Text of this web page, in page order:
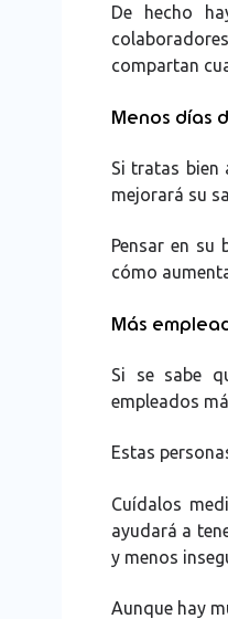
De hecho
compartan
Menos días
Si tratas bien
mejorará su
Pensar en su
cómo
Más
Si se sabe
empleados
Estas
Cuídalos
ayudará a
y menos
Aunque hay